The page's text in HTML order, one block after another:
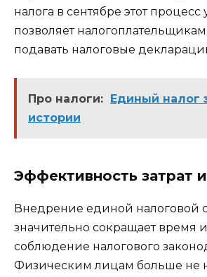
налога в сентябре этот процесс
позволяет
подавать налоговые
Про налоги: Единый налог
истории
Эффективность затрат
Внедрение единой налоговой
значительно сокращает время и
соблюдение налогового
Физическим лицам больше не